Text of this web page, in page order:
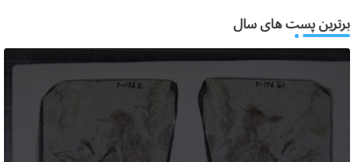
برترین پست های سال